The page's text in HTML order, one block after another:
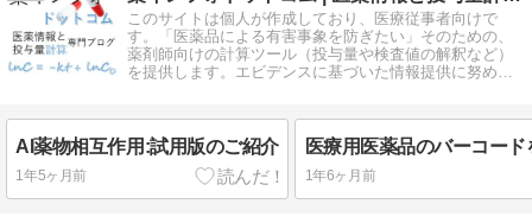
このサイトは個人が作成しており、医療従事者向けで
す。「医薬品による有害事象を防ぎたい」そのための、
薬剤師向けの計算ツール（投与量や検査値の解釈など）
を提供します。エビデンスに基づいた情報提供に努め、
AI薬物相互作用:試用版のご紹介
1年5ヶ月前 1年6ヶ月前